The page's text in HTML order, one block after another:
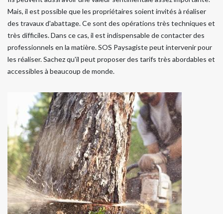
Mais, il est possible que les propriétaires soient invités à réaliser
des travaux d'abattage. Ce sont des opérations très techniques et
très difficiles. Dans ce cas, il est indispensable de contacter des
professionnels en la matière. SOS Paysagiste peut intervenir pour
les réaliser. Sachez qu'il peut proposer des tarifs très abordables et
accessibles à beaucoup de monde.